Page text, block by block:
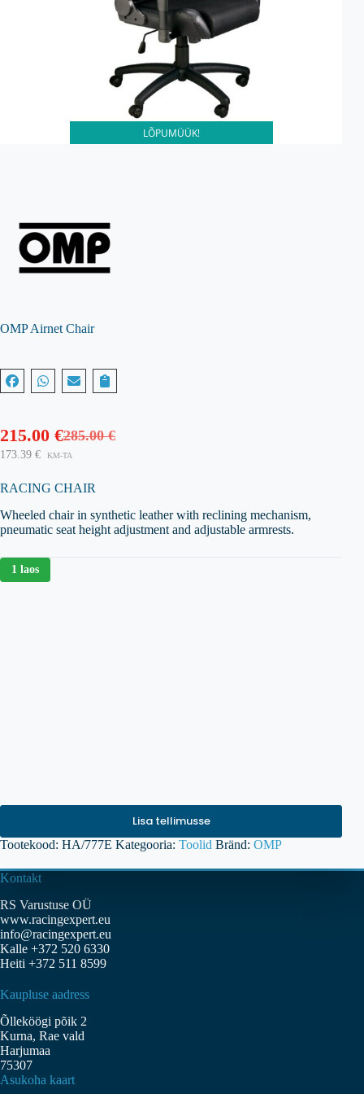
LÕPUMÜÜK!
OMP Airnet Chair
285.00€
Algne
oli:
285.00 €.
215.00 €
Praegune
on:
215.00 €.
173.39 € KM-TA
RACING CHAIR
Wheeled chair in synthetic leather with reclining mechanism,
pneumatic seat height adjustment and adjustable armrests.
1 laos
Lisa tellimusse
Tootekood: HA/777E Kategooria: Toolid Bränd: OMP
Kontakt
RS Varustuse OÜ
www.racingexpert.eu
info@racingexpert.eu
Kalle +372 520 6330
Heiti +372 511 8599
Kaupluse aadress
Õlleköögi põik 2
Kurna, Rae vald
Harjumaa
75307
Asukoha kaart